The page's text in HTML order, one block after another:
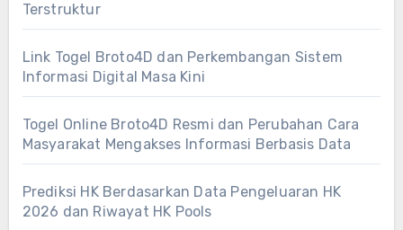
Terstruktur
Link Togel Broto4D dan Perkembangan Sistem
Informasi Digital Masa Kini
Togel Online Broto4D Resmi dan Perubahan Cara
Masyarakat Mengakses Informasi Berbasis Data
Prediksi HK Berdasarkan Data Pengeluaran HK
2026 dan Riwayat HK Pools